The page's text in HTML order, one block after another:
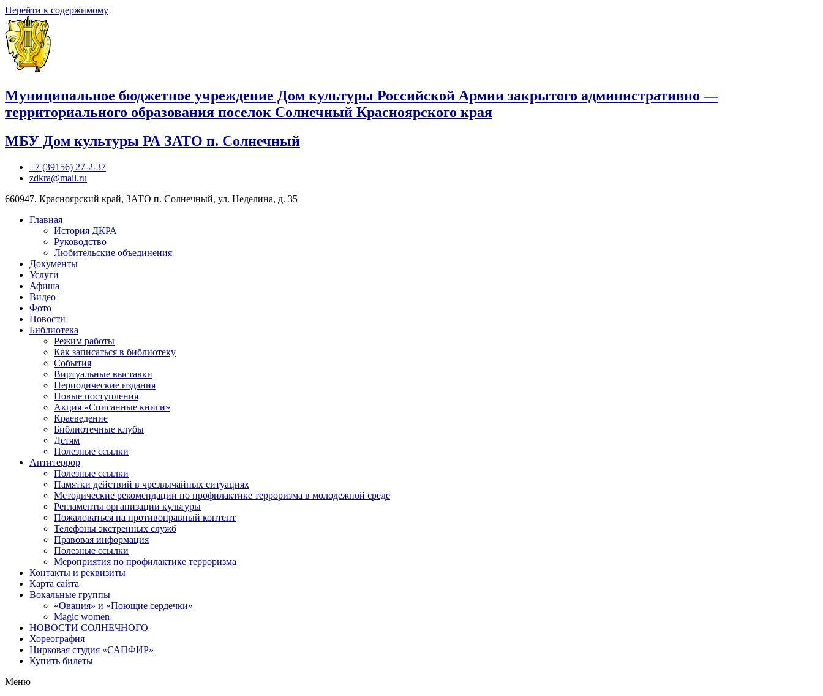
Перейти к содержимому
Муниципальное бюджетное учреждение Дом культуры Российской Армии закрытого административно —
территориального образования поселок Солнечный Красноярского края
МБУ Дом культуры РА ЗАТО п. Солнечный
+7 (39156) 27-2-37
zdkra@mail.ru
660947, Красноярский край, ЗАТО п. Солнечный, ул. Неделина, д. 35
Главная
История ДКРА
Руководство
Любительские объединения
Документы
Услуги
Афиша
Видео
Фото
Новости
Библиотека
Режим работы
Как записаться в библиотеку
События
Виртуальные выставки
Периодические издания
Новые поступления
Акция «Списанные книги»
Краеведение
Библиотечные клубы
Детям
Полезные ссылки
Антитеррор
Полезные ссылки
Памятки действий в чрезвычайных ситуациях
Методические рекомендации по профилактике терроризма в молодежной среде
Регламенты организации культуры
Пожаловаться на противоправный контент
Телефоны экстренных служб
Правовая информация
Полезные ссылки
Мероприятия по профилактике терроризма
Контакты и реквизиты
Карта сайта
Вокальные группы
«Овация» и «Поющие сердечки»
Magic women
НОВОСТИ СОЛНЕЧНОГО
Хореография
Цирковая студия «САПФИР»
Купить билеты
Меню